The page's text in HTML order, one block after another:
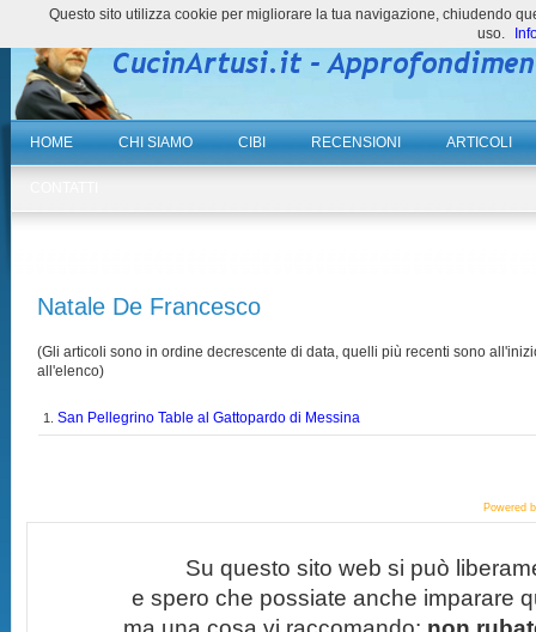
HOME CHI SIAMO CIBI RECENSIONI ARTICOLI
Natale De Francesco
(Gli articoli sono in ordine decrescente di data, quelli più recenti sono
all'elenco)
1.San Pellegrino Table al Gattopardo di Messina
Powered
Su questo sito web si può
e spero che possiate anche imparare
Questo sito utilizza cookie per migliorare la tua navigazione, chiudendo
uso.